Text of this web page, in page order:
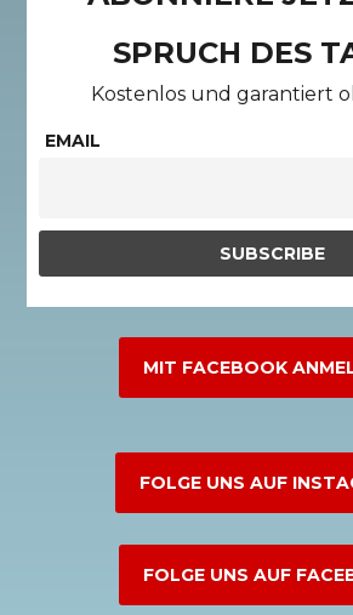
SPRUCH DES
Kostenlos und garantiert
EMAIL
MIT FACEBOOK
FOLGE UNS AUF
FOLGE UNS AUF